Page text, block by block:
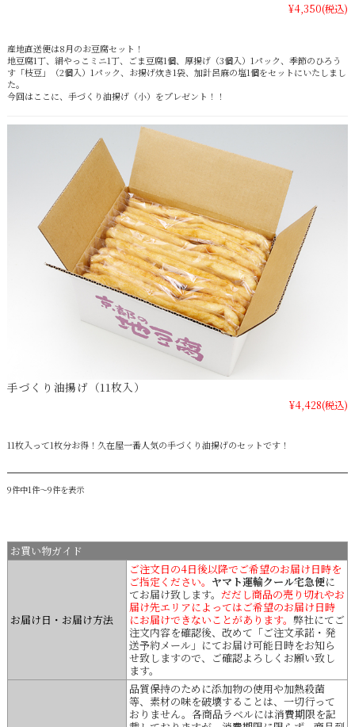
¥4,350(税込)
産地直送便は8月のお豆腐セット！
地豆腐1丁、絹やっこミニ1丁、ごま豆腐1個、厚揚げ（3個入）1パック、季節のひろう
す「枝豆」（2個入）1パック、お揚げ炊き1袋、加計呂麻の塩1個をセットにいたしまし
た。
今回はここに、手づくり油揚げ（小）をプレゼント！！
手づくり油揚げ（11枚入）
¥4,428(税込)
11枚入って1枚分お得！久在屋一番人気の手づくり油揚げのセットです！
9件中1件～9件を表示
お買い物ガイド
お届け日・お届け方法
ご注文日の4日後以降でご希望のお届け日時を
ご指定ください。 ヤマト運輸クール宅急便に
てお届け致します。 だだし商品の売り切れやお
届け先エリアによってはご希望のお届け日時
にお届けできないことがあります。 弊社にてご
注文内容を確認後、改めて「ご注文承諾・発
送予約メール」にてお届け可能日時をお知ら
せ致しますので、ご確認よろしくお願い致し
ます。
品質保持のために添加物の使用や加熱殺菌
等、素材の味を破壊することは、一切行って
おりません。各商品ラベルには消費期限を記